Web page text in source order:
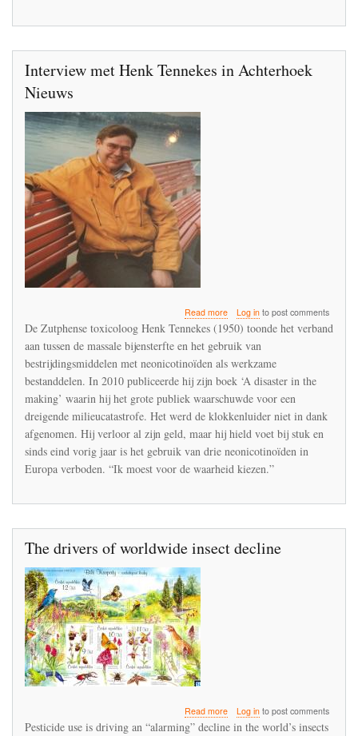
Interview met Henk Tennekes in Achterhoek
Nieuws
Read moreabout
Interview
met
Henk
Tennekes
in
Achterhoek
Nieuws
Log into post comments
De Zutphense toxicoloog Henk Tennekes (1950) toonde het verband
aan tussen de massale bijensterfte en het gebruik van
bestrijdingsmiddelen met neonicotinoïden als werkzame
bestanddelen. In 2010 publiceerde hij zijn boek ‘A disaster in the
making’ waarin hij het grote publiek waarschuwde voor een
dreigende milieucatastrofe. Het werd de klokkenluider niet in dank
afgenomen. Hij verloor al zijn geld, maar hij hield voet bij stuk en
sinds eind vorig jaar is het gebruik van drie neonicotinoïden in
Europa verboden. “Ik moest voor de waarheid kiezen.”
The drivers of worldwide insect decline
Read moreabout
The
Log into post comments
Pesticide use is driving an “alarming” decline in the world’s insects